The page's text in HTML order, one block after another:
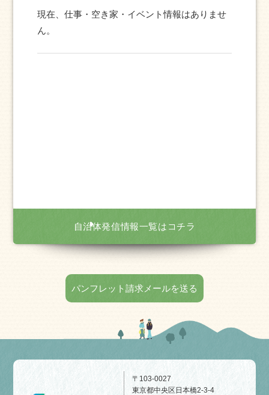
現在、仕事・空き家・イベント情報はありませ
ん。
自治体発信情報一覧はコチラ
パンフレット請求メールを送る
〒103-0027
東京都中央区日本橋2-3-4